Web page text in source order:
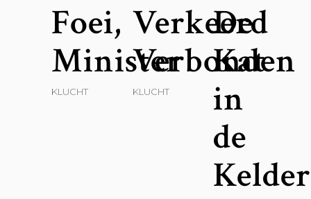
Foei,
Minister
KLUCHT
Verkeerd
Verbonden
KLUCHT
De
Kat
in
de
Kelder